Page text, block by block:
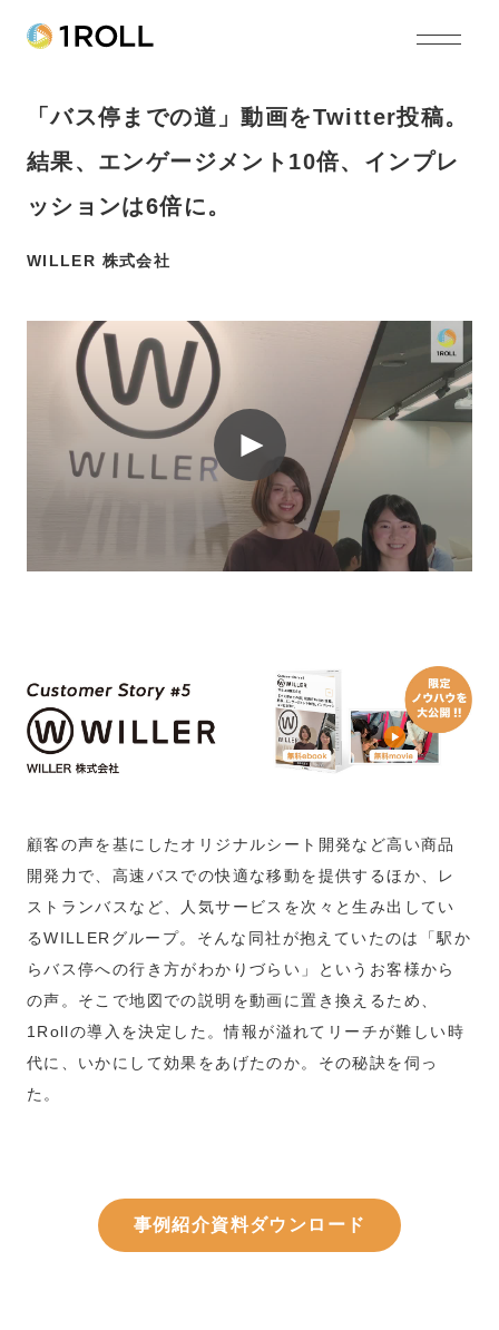
「バス停までの道」動画をTwitter投稿。
結果、エンゲージメント10倍、インプレ
ッションは6倍に。
WILLER 株式会社
顧客の声を基にしたオリジナルシート開発など高い商品
開発力で、高速バスでの快適な移動を提供するほか、レ
ストランバスなど、人気サービスを次々と生み出してい
るWILLERグループ。そんな同社が抱えていたのは「駅か
らバス停への行き方がわかりづらい」というお客様から
の声。そこで地図での説明を動画に置き換えるため、
1Rollの導入を決定した。情報が溢れてリーチが難しい時
代に、いかにして効果をあげたのか。その秘訣を伺っ
た。
事例紹介資料ダウンロード